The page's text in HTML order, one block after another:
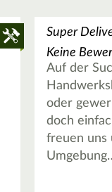
Super
Keine
Auf der
oder
doch
freuen uns